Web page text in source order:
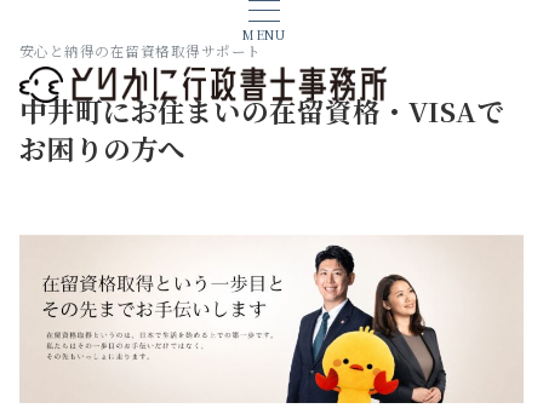
MENU
安心と納得の在留資格取得サポート
中井町にお住まいの在留資格・VISAで
お困りの方へ